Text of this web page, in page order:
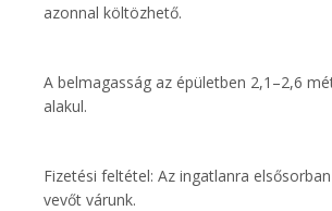
azonnal költözhető.
A belmagasság az épületben 2,1–2,6
alakul.
Fizetési feltétel: Az ingatlanra
vevőt várunk.